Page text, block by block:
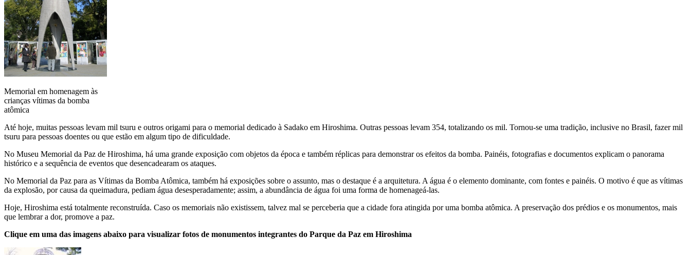
Memorial em homenagem às
crianças vítimas da bomba
atômica
Até hoje, muitas pessoas levam mil tsuru e outros origami para o memorial dedicado à Sadako em Hiroshima. Outras pessoas levam 354, totalizando os mil. Tornou-se uma tradição, inclusive no Brasil, fazer mil
tsuru para pessoas doentes ou que estão em algum tipo de dificuldade.
No Museu Memorial da Paz de Hiroshima, há uma grande exposição com objetos da época e também réplicas para demonstrar os efeitos da bomba. Painéis, fotografias e documentos explicam o panorama
histórico e a sequência de eventos que desencadearam os ataques.
No Memorial da Paz para as Vítimas da Bomba Atômica, também há exposições sobre o assunto, mas o destaque é a arquitetura. A água é o elemento dominante, com fontes e painéis. O motivo é que as vítimas
da explosão, por causa da queimadura, pediam água desesperadamente; assim, a abundância de água foi uma forma de homenageá-las.
Hoje, Hiroshima está totalmente reconstruída. Caso os memoriais não existissem, talvez mal se perceberia que a cidade fora atingida por uma bomba atômica. A preservação dos prédios e os monumentos, mais
que lembrar a dor, promove a paz.
Clique em uma das imagens abaixo para visualizar fotos de monumentos integrantes do Parque da Paz em Hiroshima